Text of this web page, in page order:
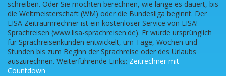
schreiben. Oder Sie möchten berechnen, wie lange es dauert, bis
die Weltmeisterschaft (WM) oder die Bundesliga beginnt. Der
LISA Zeitraumrechner ist ein kostenloser Service von LISA!
Sprachreisen (www.lisa-sprachreisen.de). Er wurde ursprünglich
für Sprachreisenkunden entwickelt, um Tage, Wochen und
Stunden bis zum Beginn der Sprachreise oder des Urlaubs
auszurechnen. Weiterführende Links: Zeitrechner mit
Countdown.